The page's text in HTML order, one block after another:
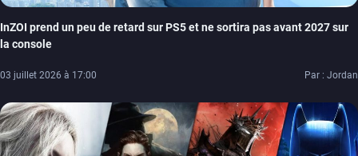
InZOI prend un peu de retard sur PS5 et ne sortira pas avant 2027 sur
la console
03 juillet 2026 à 17:00 Par : Jordan